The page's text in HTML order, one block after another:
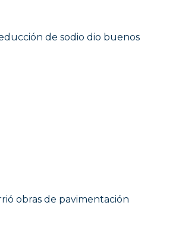
de sodio dio buenos
obras de pavimentación